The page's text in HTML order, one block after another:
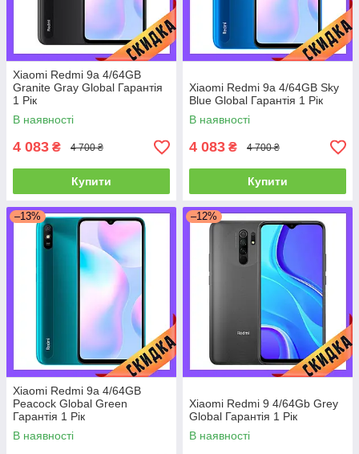
Xiaomi Redmi 9a 4/64GB
Granite Gray Global Гарантія
1 Рік
В наявності
4 083 ₴ 4 700 ₴
Купити
Xiaomi Redmi 9a 4/64GB Sky
Blue Global Гарантія 1 Рік
В наявності
4 083 ₴ 4 700 ₴
Купити
–13%
Xiaomi Redmi 9a 4/64GB
Peacock Global Green
Гарантія 1 Рік
В наявності
–12%
Xiaomi Redmi 9 4/64Gb Grey
Global Гарантія 1 Рік
В наявності